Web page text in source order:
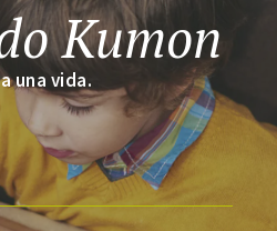
Kumon
una vida.